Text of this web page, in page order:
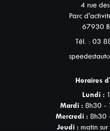
4 rue
Parc
67930
Tél. : 03
Horaires
Lundi :
Mardi : 8h30 -
Mercredi :8h30
Jeudi : matin